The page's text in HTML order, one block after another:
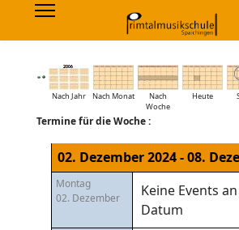
Nach Jahr Nach Monat
Nach
Woche
Heute
Termine für die Woche :
02. Dezember 2024 - 08.
Montag
02. Dezember
Keine Events
Datum